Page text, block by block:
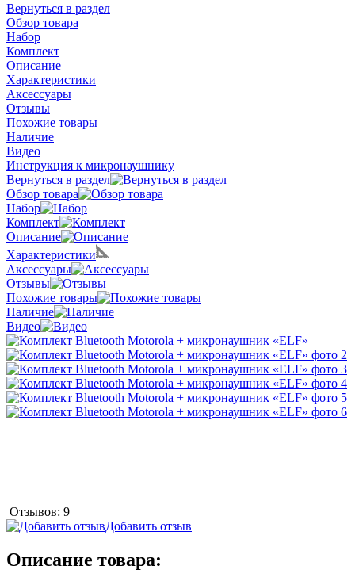
Вернуться в раздел
Обзор товара
Набор
Комплект
Описание
Характеристики
Аксессуары
Отзывы
Похожие товары
Наличие
Видео
Инструкция к микронаушнику
Вернуться в раздел
Обзор товара
Набор
Комплект
Описание
Характеристики
Аксессуары
Отзывы
Похожие товары
Наличие
Видео
Отзывов: 9
Добавить отзыв
Описание товара: